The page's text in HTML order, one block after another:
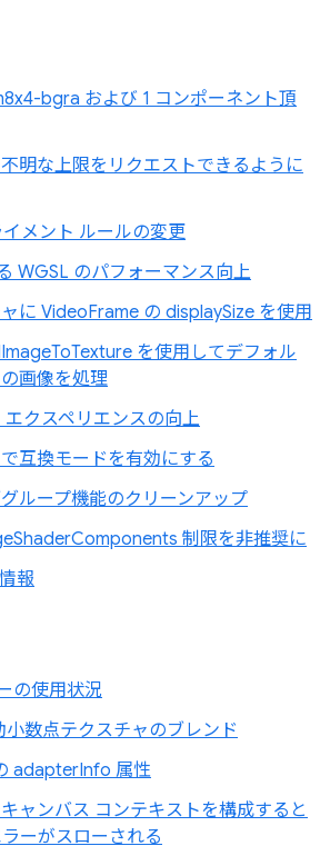
bgra および 1 コンポーネント頂
明な上限をリクエストできるように
メント ルールの変更
WGSL のパフォーマンス向上
に VideoFrame の displaySize を使用
を使用してデフォル
画像を処理
エクスペリエンスの向上
互換モードを有効にする
ループ機能のクリーンアップ
制限を非推奨に
報
の使用状況
小数点テクスチャのブレンド
adapterInfo 属性
ャンバス コンテキストを構成すると
ーがスローされる